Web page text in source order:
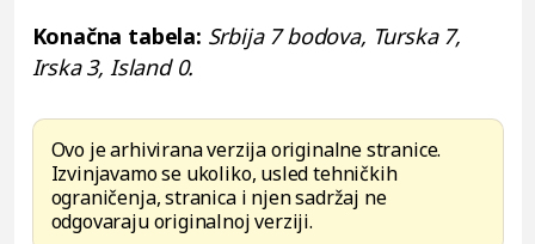
Konačna tabela: Srbija 7 bodova, Turska 7,
Irska 3, Island 0.
Ovo je arhivirana verzija originalne stranice.
Izvinjavamo se ukoliko, usled tehničkih
ograničenja, stranica i njen sadržaj ne
odgovaraju originalnoj verziji.